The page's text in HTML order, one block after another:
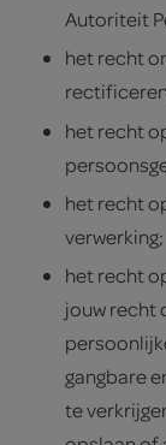
Autoriteit
het recht
het recht
het recht
verwerking;
het recht
jouw recht
gangbare
te